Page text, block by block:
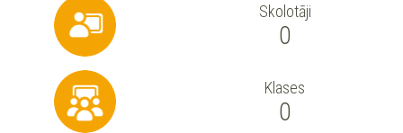
Skolotāji
0
Klases
0